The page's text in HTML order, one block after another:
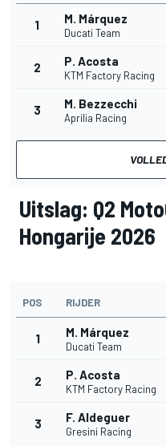
1 M. Márquez
Ducati Team
2 P. Acosta
KTM Factory Racing
3 M. Bezzecchi
Aprilia Racing
Uitslag: Q2
Hongarije 2026
POS RIJDER
1 M. Márquez
Ducati Team
2 P. Acosta
KTM Factory Racing
3 F. Aldeguer
Gresini Racing